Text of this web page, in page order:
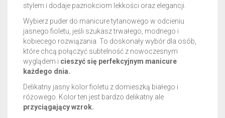
stylem i dodaje paznokciom lekkości oraz elegancji.
Wybierz puder do manicure tytanowego w odcieniu
jasnego fioletu, jeśli szukasz trwałego, modnego i
kobiecego rozwiązania. To doskonały wybór dla osób,
które chcą połączyć subtelność z nowoczesnym
wyglądem i cieszyć się perfekcyjnym manicure
każdego dnia.
Delikatny jasny kolor fioletu z domieszką białego i
różowego. Kolor ten jest bardzo delikatny ale
przyciągający wzrok.